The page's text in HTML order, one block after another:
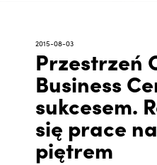
2015-08-03
Przestrzeń
Business
sukcesem.
się prace
piętrem